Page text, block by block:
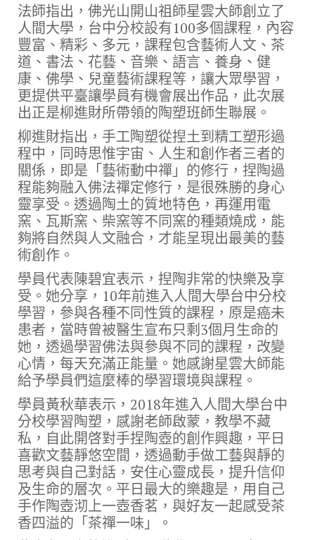
法師指出，佛光山開山祖師星雲大師創立了
人間大學，台中分校設有100多個課程，內容
豐富、精彩、多元，課程包含藝術人文、茶
道、書法、花藝、音樂、語言、養身、健
康、佛學、兒童藝術課程等，讓大眾學習，
更提供平臺讓學員有機會展出作品，此次展
出正是柳進財所帶領的陶塑班師生聯展。
柳進財指出，手工陶塑從揑土到精工塑形過
程中，同時思惟宇宙、人生和創作者三者的
關係，即是「藝術動中禪」的修行，捏陶過
程能夠融入佛法禪定修行，是很殊勝的身心
靈享受。透過陶土的質地特色，再運用電
窯、瓦斯窯、柴窯等不同窯的種類燒成，能
夠將自然與人文融合，才能呈現出最美的藝
術創作。
學員代表陳碧宜表示，揑陶非常的快樂及享
受。她分享，10年前進入人間大學台中分校
學習，參與各種不同性質的課程，原是癌未
患者，當時曾被醫生宣布只剩3個月生命的
她，透過學習佛法與參與不同的課程，改變
心情，每天充滿正能量。她感謝星雲大師能
給予學員們這麼棒的學習環境與課程。
學員黃秋華表示，2018年進入人間大學台中
分校學習陶塑，感謝老師啟蒙，教學不藏
私，自此開啓對手捏陶壺的創作興趣，平日
喜歡文藝靜悠空間，透過動手做工藝與靜的
思考與自己對話，安住心靈成長，提升信仰
及生命的層次。平日最大的樂趣是，用自己
手作陶壺沏上一壺香茗，與好友一起感受茶
香四溢的「茶禪一味」。